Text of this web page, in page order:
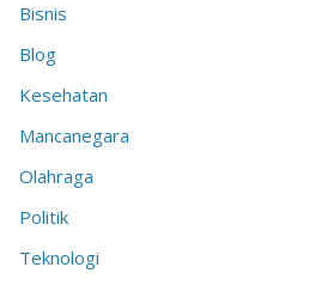
Bisnis
Blog
Kesehatan
Mancanegara
Olahraga
Politik
Teknologi